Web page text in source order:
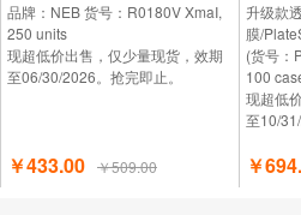
品牌：NEB 货号：R0180V XmaI,
250 units
现超低价出售，仅少量现货，效期
至06/30/2026。抢完即止。
￥433.00 ￥509.00
升级款
膜/
(货号：
100
现超低
至10/
￥